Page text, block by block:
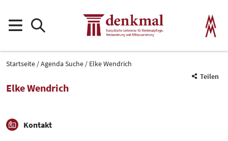
Startseite Agenda Suche
Elke Wendrich
Teilen
Elke Wendrich
Kontakt